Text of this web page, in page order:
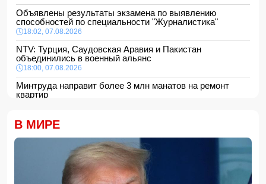
Объявлены результаты экзамена по выявлению
способностей по специальности "Журналистика"
18:02, 07.08.2026
NTV: Турция, Саудовская Аравия и Пакистан
объединились в военный альянс
18:00, 07.08.2026
Минтруда направит более 3 млн манатов на ремонт
квартир
Сформирована структура Совета по медиа и вещанию
Пожар в историческом здании в Баку потушен
16:16, 07.08.2026
В Испании ликвидировали перевозившую мигрантов
В МИРЕ